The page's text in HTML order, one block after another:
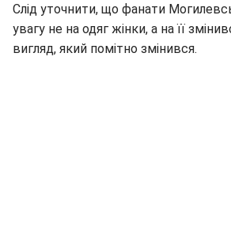
Слід уточнити, що фанати
увагу не на одяг жінки, а на її
вигляд, який помітно змінився.